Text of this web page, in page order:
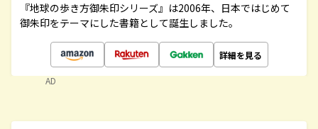
『地球の歩き方御朱印シリーズ』は2006年、日本ではじめて
御朱印をテーマにした書籍として誕生しました。
詳細を見る
AD